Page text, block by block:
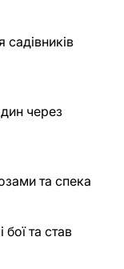
садівників
через
та спека
та став